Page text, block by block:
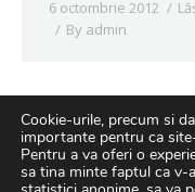
6 octombrie 2012
By admin
Cookie-urile, precum si
importante pentru ca
Pentru a va oferi o
sa tina minte faptul ca v-